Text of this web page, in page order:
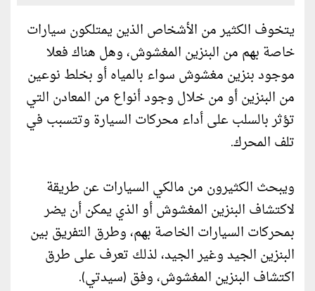
يتخوف الكثير من الأشخاص الذين يمتلكون سيارات
خاصة بهم من البنزين المغشوش، وهل هناك فعلا
موجود بنزين مغشوش سواء بالمياه أو بخلط نوعين
من البنزين أو من خلال وجود أنواع من المعادن التي
تؤثر بالسلب على أداء محركات السيارة وتتسبب في
تلف المحرك.
ويبحث الكثيرون من مالكي السيارات عن طريقة
لاكتشاف البنزين المغشوش أو الذي يمكن أن يضر
بمحركات السيارات الخاصة بهم، وطرق التفريق بين
البنزين الجيد وغير الجيد، لذلك تعرف على طرق
اكتشاف البنزين المغشوش، وفق (سيدتي).